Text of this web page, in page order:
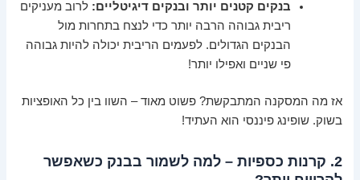
בנקים קטנים יותר ובנקים דיגיטליים: לרוב מעניקים
ריבית גבוהה הרבה יותר כדי לנצח בתחרות מול
הבנקים הגדולים. לפעמים הריבית יכולה להיות גבוהה
פי שניים ואפילו יותר!
אז מה המסקנה המתבקשת? פשוט מאוד – השוו בין כל האופציות
בשוק. שופינג פיננסי הוא העתיד!
2. קרנות כספיות – למה לשמור בבנק כשאפשר